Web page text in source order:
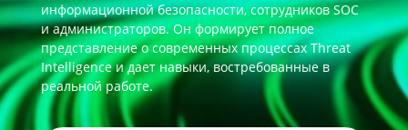
информационной безопасности, сотрудников SOC
и администраторов. Он формирует полное
представление о современных процессах Threat
Intelligence и дает навыки, востребованные в
реальной работе.